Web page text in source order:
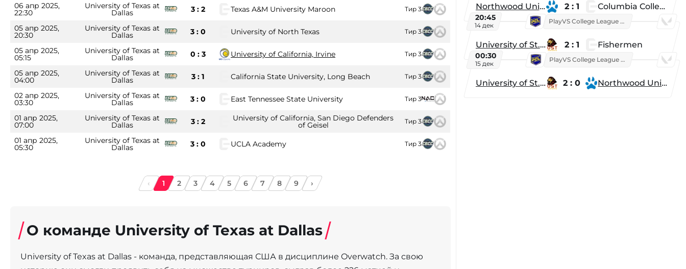
06 апр 2025,
22:30
University of Texas at
Dallas 3 : 2 Texas A&M University Maroon Тир 3
05 апр 2025,
20:30
University of Texas at
Dallas 3 : 0 University of North Texas Тир 3
05 апр 2025,
05:15
University of Texas at
Dallas 0 : 3 University of California, Irvine Тир 3
05 апр 2025,
04:00
University of Texas at
Dallas 3 : 1 California State University, Long Beach Тир 3
02 апр 2025,
03:30
University of Texas at
Dallas 3 : 0 East Tennessee State University Тир 3
01 апр 2025,
07:00
University of Texas at
Dallas 3 : 2 University of California, San Diego Defenders
of Geisel Тир 3
01 апр 2025,
05:30
University of Texas at
Dallas 3 : 0 UCLA Academy Тир 3
‹ 1 2 3 4 5 6 7 8 9 ›
О команде University of Texas at Dallas
University of Texas at Dallas - команда, представляющая США в дисциплине Overwatch. За свою
Northwood University 2 : 1 Columbia College
20:45
14 дек
PlayVS College League 2025: Fall
University of St. Thomas 2 : 1 Fishermen
00:30
15 дек
PlayVS College League 2025: Fall
University of St. Thomas 2 : 0 Northwood University